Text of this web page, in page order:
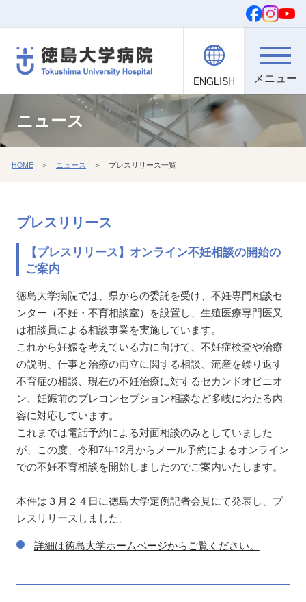
ご寄付
ENGLISH 検索
院内職員向け
文字・背景
ニュース
HOME ＞ ニュース ＞ プレスリリース一覧
プレスリリース
【プレスリリース】オンライン不妊相談の開始の
ご案内
徳島大学病院では、県からの委託を受け、不妊専門相談セ
ンター（不妊・不育相談室）を設置し、生殖医療専門医又
は相談員による相談事業を実施しています。
これから妊娠を考えている方に向けて、不妊症検査や治療
の説明、仕事と治療の両立に関する相談、流産を繰り返す
不育症の相談、現在の不妊治療に対するセカンドオピニオ
ン、妊娠前のプレコンセプション相談など多岐にわたる内
容に対応しています。
これまでは電話予約による対面相談のみとしていました
が、この度、令和7年12月からメール予約によるオンライン
での不妊不育相談を開始しましたのでご案内いたします。
本件は３月２４日に徳島大学定例記者会見にて発表し、プ
レスリリースしました。
詳細は徳島大学ホームページからご覧ください。